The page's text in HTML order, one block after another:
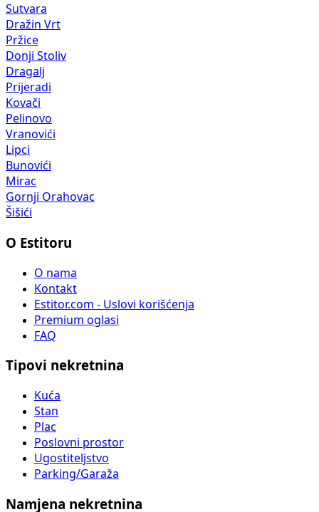
Sutvara
Dražin Vrt
Pržice
Donji Stoliv
Dragalj
Prijeradi
Kovači
Pelinovo
Vranovići
Lipci
Bunovići
Mirac
Gornji Orahovac
Šišići
O Estitoru
O nama
Kontakt
Estitor.com - Uslovi korišćenja
Premium oglasi
FAQ
Tipovi nekretnina
Kuća
Stan
Plac
Poslovni prostor
Ugostiteljstvo
Parking/Garaža
Namjena nekretnina